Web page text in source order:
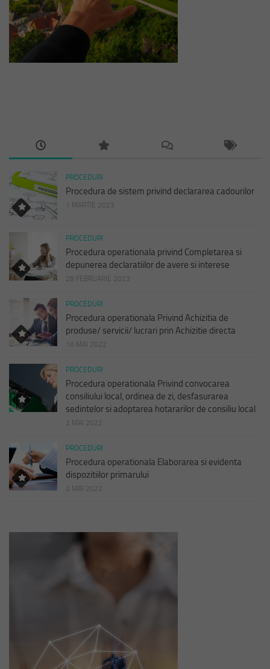
PROCEDURI
Procedura de sistem privind declararea cadourilor
1 MARTIE 2023
PROCEDURI
Procedura operationala privind Completarea si
depunerea declaratiilor de avere si interese
28 FEBRUARIE 2023
PROCEDURI
Procedura operationala Privind Achizitia de
produse/ servicii/ lucrari prin Achizitie directa
10 MAI 2022
PROCEDURI
Procedura operationala Privind convocarea
consiliului local, ordinea de zi, desfasurarea
sedintelor si adoptarea hotararilor de consiliu local
2 MAI 2022
PROCEDURI
Procedura operationala Elaborarea si evidenta
dispozitiilor primarului
2 MAI 2022